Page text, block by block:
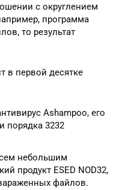
с округлением
программа
то результат
в первой десятке
Ashampoo, его
порядка 3232
небольшим
продукт ESED NOD32,
файлов.